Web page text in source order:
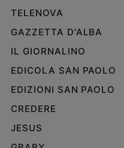
TELENOVA
GAZZETTA D'ALBA
IL GIORNALINO
EDICOLA SAN PAOLO
EDIZIONI SAN PAOLO
CREDERE
JESUS